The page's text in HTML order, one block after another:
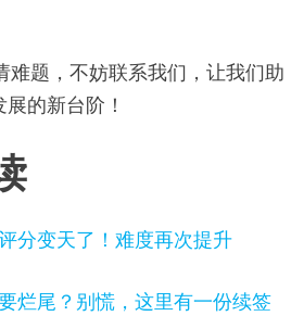
难题，不妨联系我们，让我们助
的新台阶！
评分变天了！难度再次提升
烂尾？别慌，这里有一份续签